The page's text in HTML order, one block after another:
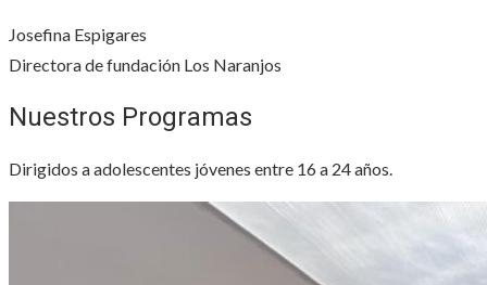
Josefina Espigares
Directora de fundación Los Naranjos
Nuestros Programas
Dirigidos a adolescentes jóvenes entre 16 a 24 años.